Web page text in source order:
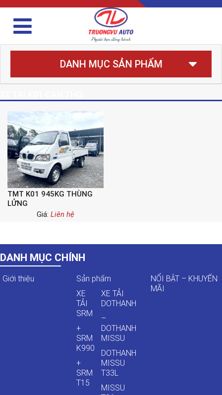
DANH MỤC SẢN PHẨM
TMT K01 945KG THÙNG
LỬNG
Giá: Liên hệ
DANH MỤC CHÍNH
Giới thiệu
Sản phẩm
XE
TẢI
SRM
+
SRM
K990
+
SRM
T15
XE TẢI
DOTHANH
–
DOTHANH
MISSU
DOTHANH
MISSU
T33L
MISSU
NỔI BẬT – KHUYẾN
MÃI